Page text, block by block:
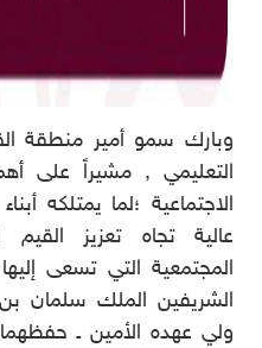
وبارك سمو أمير منطقة
التعليمي , مشيراً على
الاجتماعية ؛لما يمتلكه
عالية تجاه تعزيز القيم
المجتمعية التي تسعى
الشريفين الملك سلمان
ولي عهده الأمين ـ حفظهما